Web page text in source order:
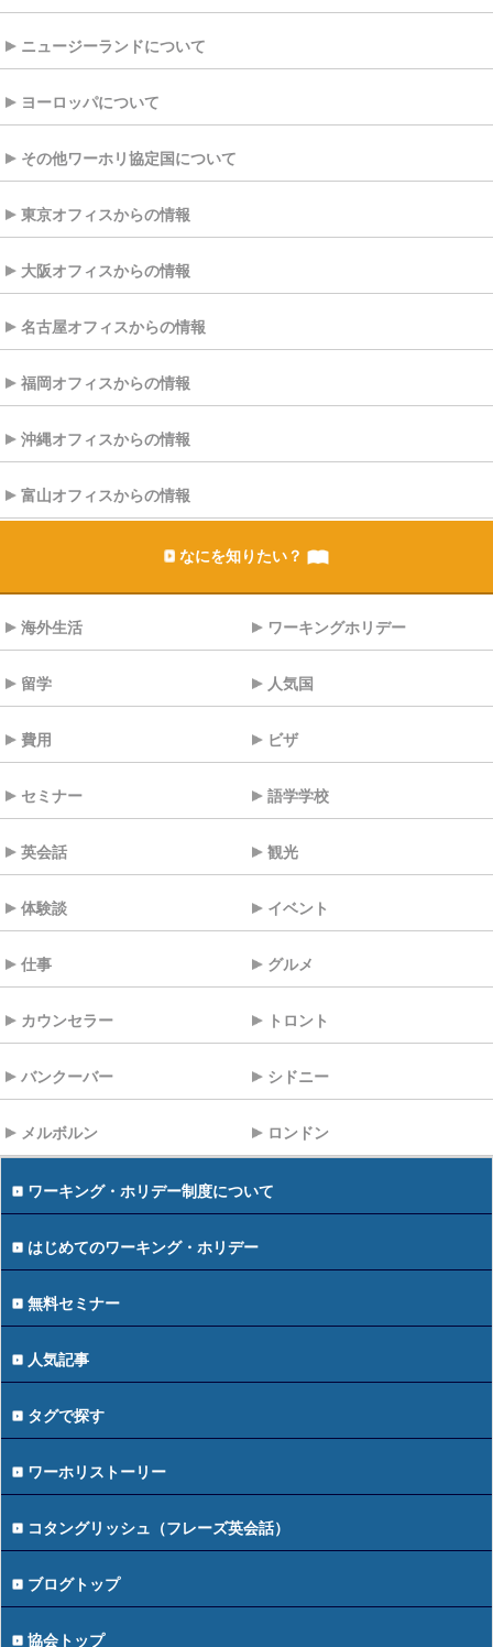
ニュージーランドについて
ヨーロッパについて
その他ワーホリ協定国について
東京オフィスからの情報
大阪オフィスからの情報
名古屋オフィスからの情報
福岡オフィスからの情報
沖縄オフィスからの情報
富山オフィスからの情報
なにを知りたい？
海外生活 ワーキングホリデー
留学 人気国
費用 ビザ
セミナー 語学学校
英会話 観光
体験談 イベント
仕事 グルメ
カウンセラー トロント
バンクーバー シドニー
メルボルン ロンドン
ワーキング・ホリデー制度について
はじめてのワーキング・ホリデー
無料セミナー
人気記事
タグで探す
ワーホリストーリー
コタングリッシュ（フレーズ英会話）
ブログトップ
協会トップ